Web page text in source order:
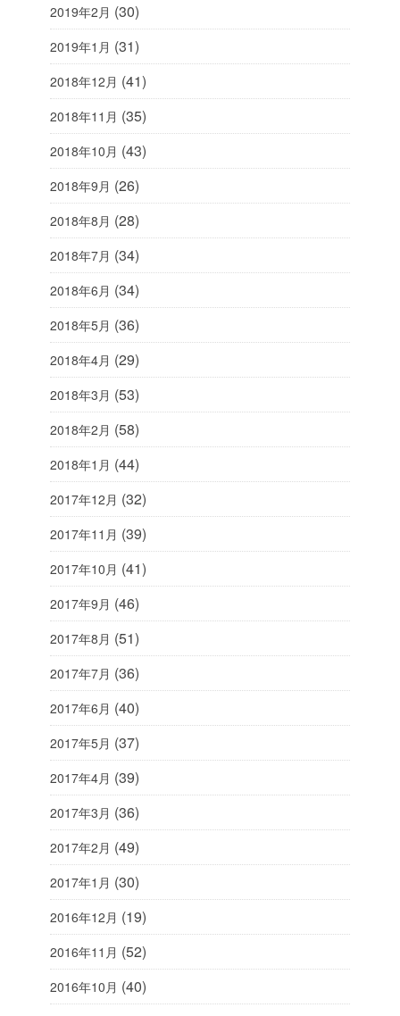
2019年2月 (30)
2019年1月 (31)
2018年12月 (41)
2018年11月 (35)
2018年10月 (43)
2018年9月 (26)
2018年8月 (28)
2018年7月 (34)
2018年6月 (34)
2018年5月 (36)
2018年4月 (29)
2018年3月 (53)
2018年2月 (58)
2018年1月 (44)
2017年12月 (32)
2017年11月 (39)
2017年10月 (41)
2017年9月 (46)
2017年8月 (51)
2017年7月 (36)
2017年6月 (40)
2017年5月 (37)
2017年4月 (39)
2017年3月 (36)
2017年2月 (49)
2017年1月 (30)
2016年12月 (19)
2016年11月 (52)
2016年10月 (40)